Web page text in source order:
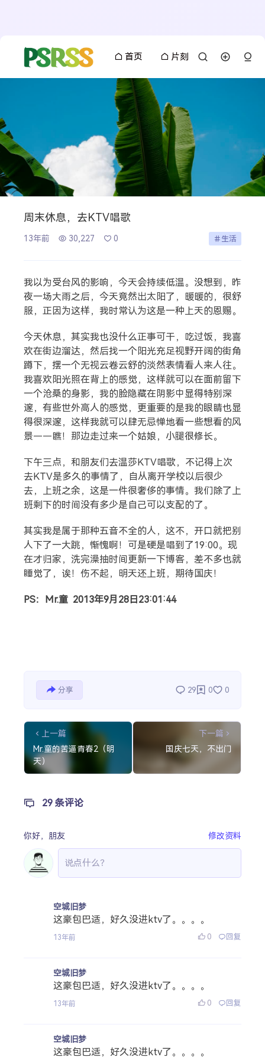
首页 片刻
搜索
热门分类
生活 音乐 微博 故事 杂志
周末休息，去KTV唱歌
13年前 30,227 0 生活
我以为受台风的影响，今天会持续低温。没想到，昨
夜一场大雨之后，今天竟然出太阳了，暖暖的，很舒
服，正因为这样，我时常认为这是一种上天的恩赐。
今天休息，其实我也没什么正事可干，吃过饭，我喜
欢在街边溜达，然后找一个阳光充足视野开阔的街角
蹲下，摆一个无视云卷云舒的淡然表情看人来人往。
我喜欢阳光照在背上的感觉，这样就可以在面前留下
一个沧桑的身影，我的脸隐藏在阴影中显得特别深
邃，有些世外高人的感觉，更重要的是我的眼睛也显
得很深邃，这样我就可以肆无忌惮地看一些想看的风
景——瞧！那边走过来一个姑娘，小腿很修长。
下午三点，和朋友们去温莎KTV唱歌，不记得上次
去KTV是多久的事情了，自从离开学校以后很少
去，上班之余，这是一件很奢侈的事情。我们除了上
班剩下的时间没有多少是自己可以支配的了。
其实我是属于那种五音不全的人，这不，开口就把别
人下了一大跳，惭愧啊！可是硬是唱到了19:00。现
在才归家，洗完澡抽时间更新一下博客，差不多也就
睡觉了，诶！伤不起，明天还上班，期待国庆！
PS：Mr.童 2013年9月28日23:01:44
分享 29 0 0
上一篇
Mr.童的苦逼青春2（明
天）
下一篇
国庆七天，不出门
29 条评论
你好， 朋友 修改资料
空城旧梦
这豪包巴适，好久没进ktv了。。。。
13年前 0 回复
空城旧梦
这豪包巴适，好久没进ktv了。。。。
13年前 0 回复
空城旧梦
这豪包巴适，好久没进ktv了。。。。